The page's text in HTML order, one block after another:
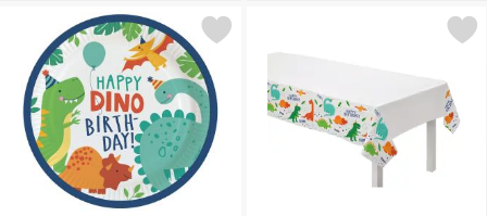
Markér paptallerkener Happy Dino Birthday som favorit
Markér dinosaurer